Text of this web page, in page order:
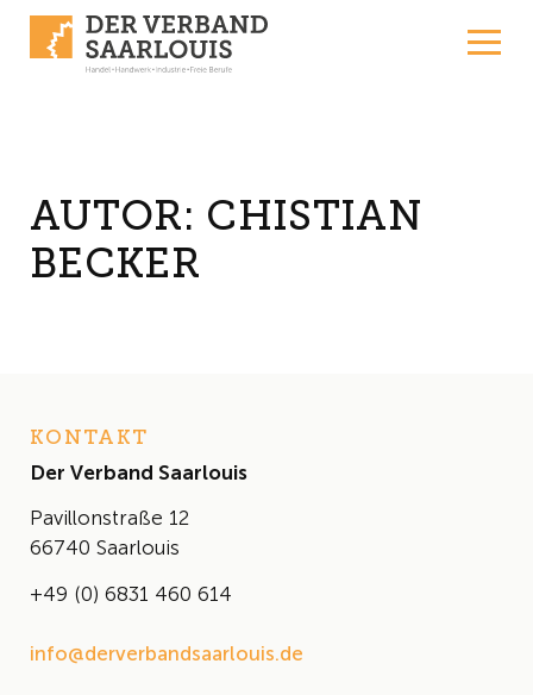
AUTOR: CHISTIAN
BECKER
KONTAKT
Der Verband Saarlouis
Pavillonstraße 12
66740 Saarlouis
+49 (0) 6831 460 614
info@derverbandsaarlouis.de